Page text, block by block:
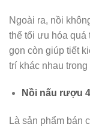
Ngoài ra, nồi
thể tối ưu hóa quá
gọn còn giúp tiết
trí khác nhau
Nồi nấu rượu
Là sản phẩm bán